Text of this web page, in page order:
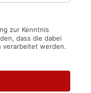
zur Kenntnis
dass die dabei
verarbeitet werden.